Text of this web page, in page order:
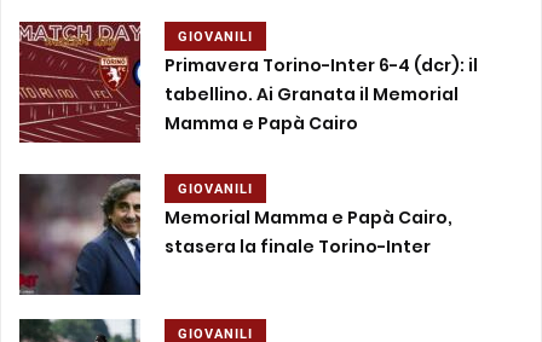
GIOVANILI
Primavera Torino-Inter 6-4 (dcr): il
tabellino. Ai Granata il Memorial
Mamma e Papà Cairo
GIOVANILI
Memorial Mamma e Papà Cairo,
stasera la finale Torino-Inter
GIOVANILI